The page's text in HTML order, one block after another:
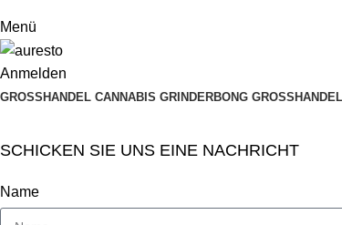
Menü
Anmelden
GROSSHANDEL CANNABIS GRINDER BONG GROSSHANDEL
SCHICKEN SIE UNS EINE NACHRICHT
Name